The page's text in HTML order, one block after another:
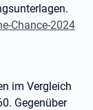
Chance-2024
im Vergleich
Gegenüber